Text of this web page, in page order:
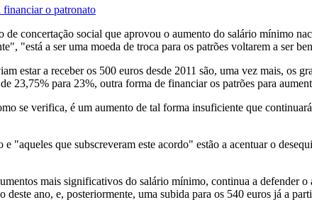
financiar o patronato
concertação social que aprovou o aumento do salário mínimo
"está a ser uma moeda de troca para os patrões voltarem a ser
estar a receber os 500 euros desde 2011 são, uma vez mais, os
23,75% para 23%, outra forma de financiar os patrões para
se verifica, é um aumento de tal forma insuficiente que
"aqueles que subscreveram este acordo" estão a acentuar o
mais significativos do salário mínimo, continua a defender o
deste ano, e, posteriormente, uma subida para os 540 euros já a